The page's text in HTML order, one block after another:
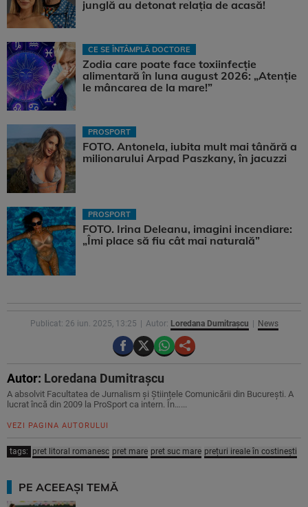
junglă au detonat relația de acasă!
CE SE ÎNTÂMPLĂ DOCTORE
Zodia care poate face toxiinfecție
alimentară în luna august 2026: „Atenție
le mâncarea de la mare!”
PROSPORT
FOTO. Antonela, iubita mult mai tânără a
milionarului Arpad Paszkany, în jacuzzi
PROSPORT
FOTO. Irina Deleanu, imagini incendiare:
„Îmi place să fiu cât mai naturală”
Publicat: 26 iun. 2025, 13:25 Autor: Loredana Dumitrașcu News
Autor: Loredana Dumitrașcu
A absolvit Facultatea de Jurnalism și Științele Comunicării din București. A
lucrat încă din 2009 la ProSport ca intern. În…...
VEZI PAGINA AUTORULUI
tags: pret litoral romanesc pret mare pret suc mare prețuri ireale în costinești
PE ACEEAȘI TEMĂ